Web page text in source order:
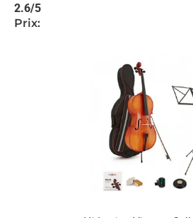
2.6/5
Prix: